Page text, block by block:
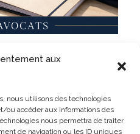
aux
nous utilisons des technologies
ou accéder aux informations des
nous permettra de traiter
de navigation ou les ID uniques
des faits commis